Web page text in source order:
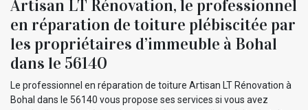
Artisan LT Rénovation, le professionnel
en réparation de toiture plébiscitée par
les propriétaires d’immeuble à Bohal
dans le 56140
Le professionnel en réparation de toiture Artisan LT Rénovation à
Bohal dans le 56140 vous propose ses services si vous avez